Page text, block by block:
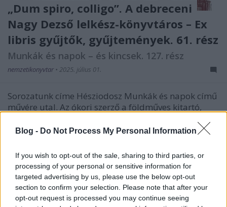
Blog - Do Not Process My Personal Information
If you wish to opt-out of the sale, sharing to third parties, or
processing of your personal or sensitive information for
targeted advertising by us, please use the below opt-out
section to confirm your selection. Please note that after your
opt-out request is processed you may continue seeing
„Dum spiro, colligo”. A debreceni
Nagy Dezső lelkész-könyvtáros – Ex
libris gyűjtők, gyűjtemények. 61. rész
Munkák és napok – és kincsek. 127. rész
nemzetikonyvtar • 2025. július 01.
Sorozatunk címe Hésziodosz Munkák és napok című
művére utal. Az ókori szerző a földműves kitartó,
kutató munkatársai ehhez hasonló szorgalommal
Ezekből a folyamatos feldolgozó munka nyomán
felbukkanó…